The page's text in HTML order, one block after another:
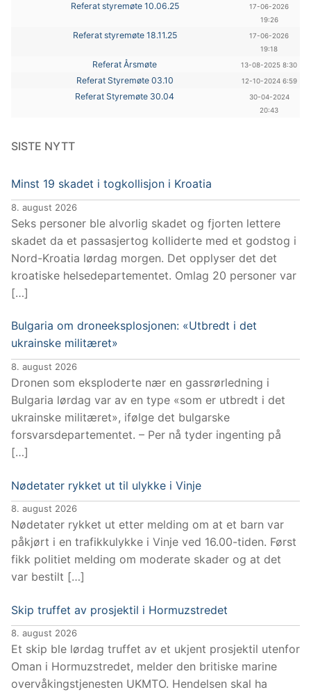
Referat styremøte 10.06.25
17-06-2026
19:26
Referat styremøte 18.11.25
17-06-2026
19:18
Referat Årsmøte 13-08-2025 8:30
Referat Styremøte 03.10 12-10-2024 6:59
Referat Styremøte 30.04
30-04-2024
20:43
SISTE NYTT
Minst 19 skadet i togkollisjon i Kroatia
8. august 2026
Seks personer ble alvorlig skadet og fjorten lettere
skadet da et passasjertog kolliderte med et godstog i
Nord-Kroatia lørdag morgen. Det opplyser det det
kroatiske helsedepartementet. Omlag 20 personer var
[…]
Bulgaria om droneeksplosjonen: «Utbredt i det
ukrainske militæret»
8. august 2026
Dronen som eksploderte nær en gassrørledning i
Bulgaria lørdag var av en type «som er utbredt i det
ukrainske militæret», ifølge det bulgarske
forsvarsdepartementet. – Per nå tyder ingenting på
[…]
Nødetater rykket ut til ulykke i Vinje
8. august 2026
Nødetater rykket ut etter melding om at et barn var
påkjørt i en trafikkulykke i Vinje ved 16.00-tiden. Først
fikk politiet melding om moderate skader og at det
var bestilt […]
Skip truffet av prosjektil i Hormuzstredet
8. august 2026
Et skip ble lørdag truffet av et ukjent prosjektil utenfor
Oman i Hormuzstredet, melder den britiske marine
overvåkingstjenesten UKMTO. Hendelsen skal ha